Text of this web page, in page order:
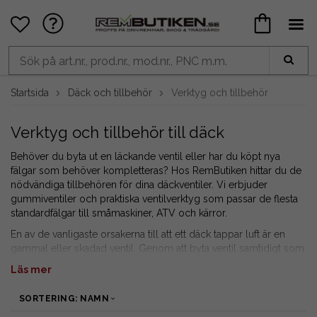
Startsida Däck och tillbehör Verktyg och tillbehör
Verktyg och tillbehör till däck
Behöver du byta ut en läckande ventil eller har du köpt nya
fälgar som behöver kompletteras? Hos RemButiken hittar du de
nödvändiga tillbehören för dina däckventiler. Vi erbjuder
gummiventiler och praktiska ventilverktyg som passar de flesta
standardfälgar till småmaskiner, ATV och kärror.
En av de vanligaste orsakerna till att ett däck tappar luft är en
gammal eller skadad ventil. Genom att byta ventil samtidigt som
säkerställer du att hjulet håller tätt. Vi har både kompletta
gå snabbt och smidigt.
Läs mer
SORTERING: NAMN